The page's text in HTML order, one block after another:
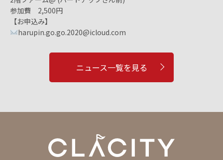
参加費 2,500円
【お申込み】
harupin.go.go.2020@icloud.com
ニュース一覧を見る